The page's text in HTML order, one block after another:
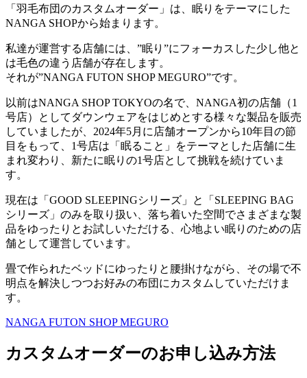
「羽毛布団のカスタムオーダー」は、眠りをテーマにした
NANGA SHOPから始まります。
私達が運営する店舗には、”眠り”にフォーカスした少し他と
は毛色の違う店舗が存在します。
それが”NANGA FUTON SHOP MEGURO”です。
以前はNANGA SHOP TOKYOの名で、NANGA初の店舗（1
号店）としてダウンウェアをはじめとする様々な製品を販売
していましたが、2024年5月に店舗オープンから10年目の節
目をもって、1号店は「眠ること」をテーマとした店舗に生
まれ変わり、新たに眠りの1号店として挑戦を続けていま
す。
現在は「GOOD SLEEPINGシリーズ」と「SLEEPING BAG
シリーズ」のみを取り扱い、落ち着いた空間でさまざまな製
品をゆったりとお試しいただける、心地よい眠りのための店
舗として運営しています。
畳で作られたベッドにゆったりと腰掛けながら、その場で不
明点を解決しつつお好みの布団にカスタムしていただけま
す。
NANGA FUTON SHOP MEGURO
カスタムオーダーのお申し込み方法